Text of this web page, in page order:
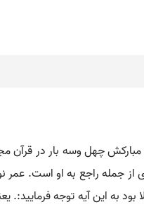
مبارکش چهل وسه بار در قرآن
جمله راجع به او است. عمر
بود به این آیه توجه